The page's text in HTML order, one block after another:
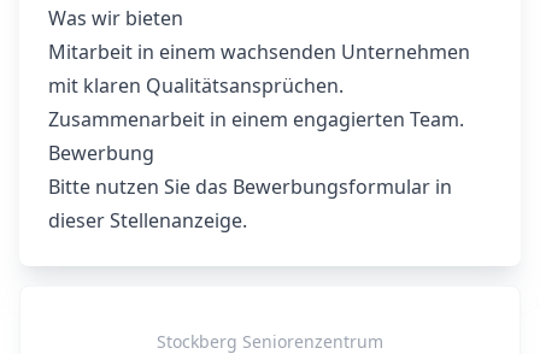
Was wir bieten
Mitarbeit in einem wachsenden Unternehmen
mit klaren Qualitätsansprüchen.
Zusammenarbeit in einem engagierten Team.
Bewerbung
Bitte nutzen Sie das Bewerbungsformular in
dieser Stellenanzeige.
Stockberg Seniorenzentrum